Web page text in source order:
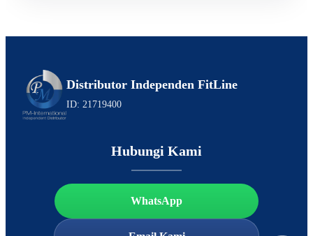
Distributor Independen FitLine
ID: 21719400
Hubungi Kami
WhatsApp